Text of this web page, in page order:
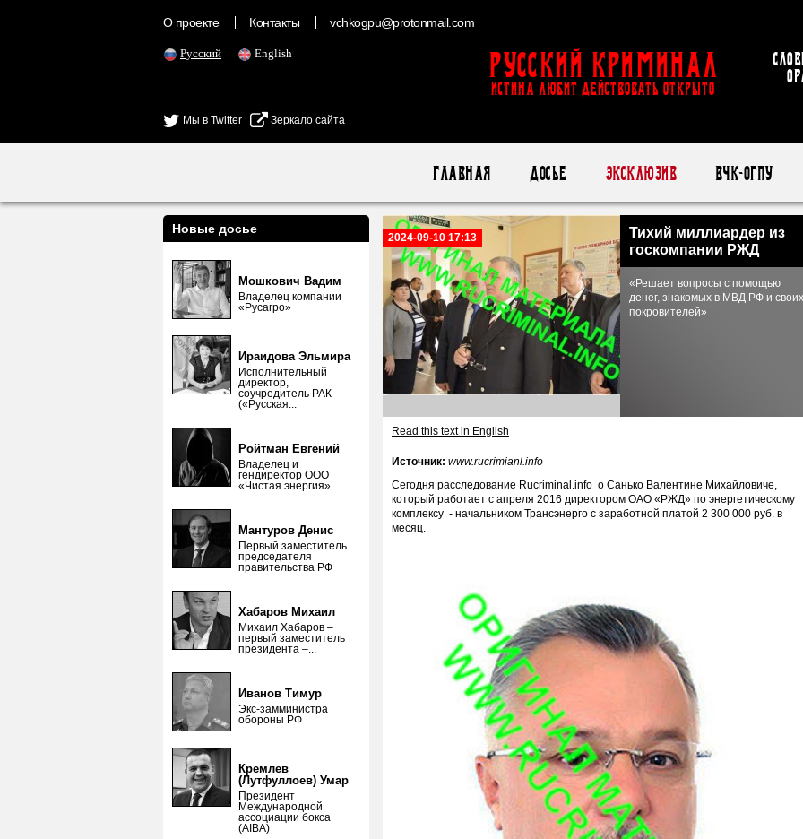
О проекте Контакты vchkogpu@protonmail.com
Русский English
Мы в Twitter Зеркало сайта
Русский Криминал
ИСТИНА ЛЮБИТ ДЕЙСТВОВАТЬ ОТКРЫТО
Главная Досье Эксклюзив ВЧК-ОГПУ
Новые досье
Мошкович Вадим
Владелец компании
«Русагро»
Ираидова Эльмира
Исполнительный
директор,
соучредитель РАК
(«Русская...
Ройтман Евгений
Владелец и
гендиректор ООО
«Чистая энергия»
Мантуров Денис
Первый заместитель
председателя
правительства РФ
Хабаров Михаил
Михаил Хабаров –
первый заместитель
президента –...
Иванов Тимур
Экс-замминистра
обороны РФ
Кремлев
(Лутфуллоев) Умар
Президент
Международной
ассоциации бокса
(AIBA)
2024-09-10 17:13
Тихий миллиардер из
госкомпании РЖД
«Решает вопросы с помощью
денег, знакомых в МВД РФ и своих
покровителей»
Read this text in English
Источник: www.rucrimianl.info
Сегодня расследование Rucriminal.info о Санько Валентине Михайловиче,
который работает с апреля 2016 директором ОАО «РЖД» по энергетическому
комплексу - начальником Трансэнерго с заработной платой 2 300 000 руб. в
месяц.